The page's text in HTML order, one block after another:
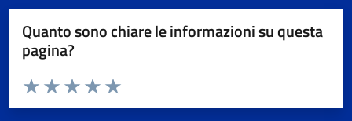
Quanto sono chiare le informazioni su questa
pagina?
Valuta da 1 a 5 stelle la pagina
Valuta 5 stelle su 5
Valuta 4 stelle su 5
Valuta 3 stelle su 5
Valuta 2 stelle su 5
Valuta 1 stelle su 5